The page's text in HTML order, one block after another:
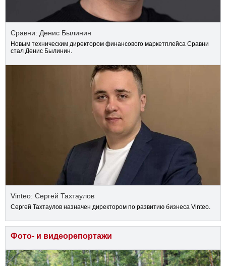
Сравни: Денис Былинин
Новым техническим директором финансового маркетплейса Сравни
стал Денис Былинин.
Vinteo: Сергей Тахтаулов
Сергей Тахтаулов назначен директором по развитию бизнеса Vinteo.
Фото- и видеорепортажи